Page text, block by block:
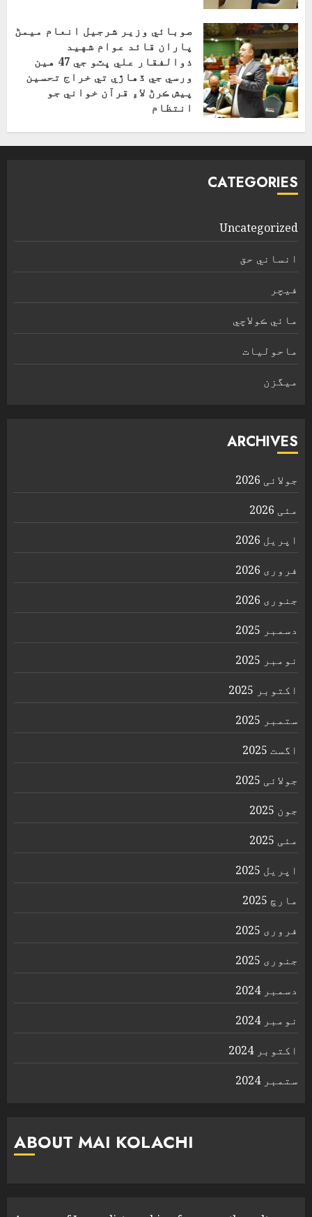
صوبائي وزير شرجيل انعام ميمڻ
پاران قائد عوام شهيد
ذوالفقار علي ڀٽو جي 47 هين
ورسي جي ڏهاڙي تي خراج تحسين
پيش ڪرڻ لاءِ قرآن خواني جو
انتظام
CATEGORIES
Uncategorized
انساني حق
فیچر
مائي ڪولاچي
ماحولیات
ميگزن
ARCHIVES
جولائی 2026
مئی 2026
اپریل 2026
فروری 2026
جنوری 2026
دسمبر 2025
نومبر 2025
اکتوبر 2025
ستمبر 2025
اگست 2025
جولائی 2025
جون 2025
مئی 2025
اپریل 2025
مارچ 2025
فروری 2025
جنوری 2025
دسمبر 2024
نومبر 2024
اکتوبر 2024
ستمبر 2024
ABOUT MAI KOLACHI